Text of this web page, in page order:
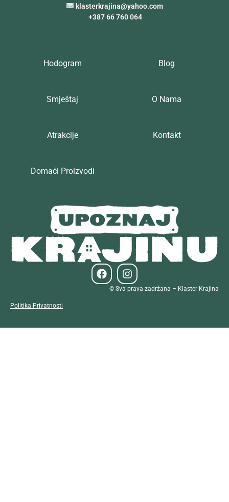
klasterkrajina@yahoo.com
+387 66 760 064
Hodogram
Smještaj
Atrakcije
Domaći Proizvodi
Blog
O Nama
Kontakt
© Sva prava zadržana – Klaster Krajina
Politika Privatnosti